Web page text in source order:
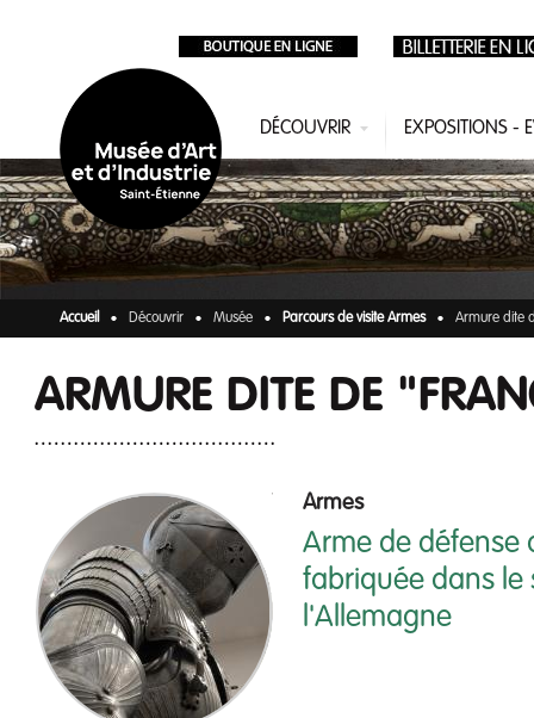
DÉCOUVRIR EXPOSITIONS -
Accueil Découvrir Musée Parcours de visite Armes Armure dite
ARMURE DITE DE
Armes
Arme de défense
fabriquée dans le
l'Allemagne